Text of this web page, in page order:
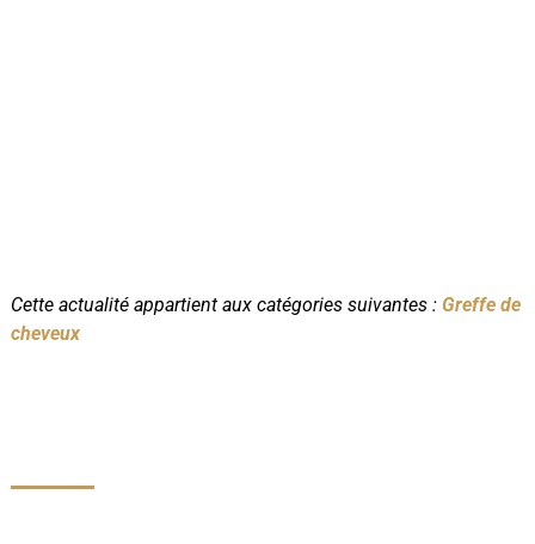
Cette actualité appartient aux catégories suivantes : Greffe de
cheveux